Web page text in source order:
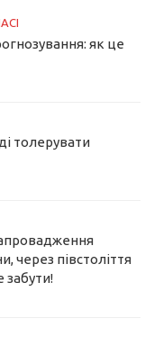
як це
толерувати
через півстоліття
забути!